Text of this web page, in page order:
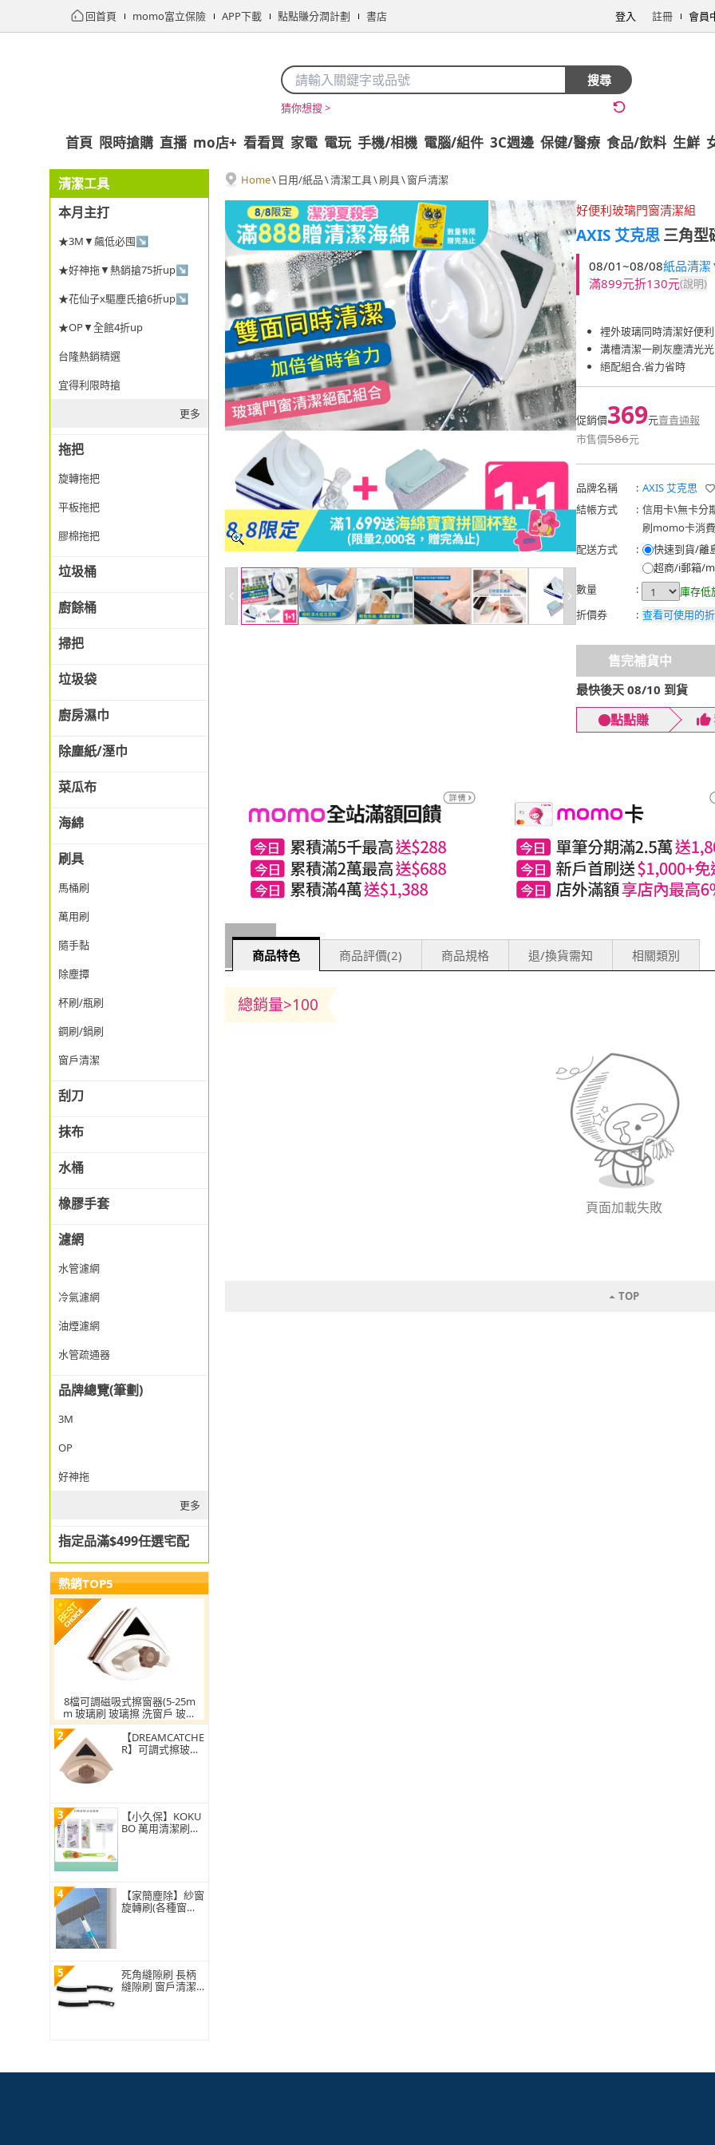
回首頁 momo富立保險 APP下載 點點賺分潤計劃 書店 登入 註冊 會員
搜尋
猜你想搜 >
首頁 限時搶購 直播 mo店+ 看看買 家電 電玩 手機/相機 電腦/組件 3C週邊 保健/醫療 食品/飲料 生鮮
清潔工具
本月主打
★3M▼飆低必囤↘
★好神拖▼熱銷搶75折up↘
★花仙子x驅塵氏搶6折up↘
★OP▼全館4折up
台隆熱銷精選
宜得利限時搶
更多
拖把
旋轉拖把
平板拖把
膠棉拖把
垃圾桶
廚餘桶
掃把
垃圾袋
廚房濕巾
除塵紙/溼巾
菜瓜布
海綿
刷具
馬桶刷
萬用刷
隨手黏
除塵撢
杯刷/瓶刷
鋼刷/鍋刷
窗戶清潔
刮刀
抹布
水桶
橡膠手套
濾網
水管濾網
冷氣濾網
油煙濾網
水管疏通器
品牌總覽(筆劃)
3M
OP
好神拖
更多
指定品滿$499任選宅配
熱銷TOP5
8檔可調磁吸式擦窗器(5-25m
m 玻璃刷 玻璃擦 洗窗戶 玻璃
清潔 窗戶清潔 擦玻璃器 擦窗
神器)
2
【DREAMCATCHE
R】可調式擦玻璃
3
【小久保】KOKU
BO 萬用清潔刷
4
【家簡塵除】紗窗
旋轉刷(各種窗紗
5
死角縫隙刷 長柄
縫隙刷 窗戶清潔
Home\ 日用/紙品\清潔工具\刷具\窗戶清潔
好便利玻璃門窗清潔組
AXIS 艾克思三角型
08/01~08/08紙品清
滿899元折130元(說明)
裡外玻璃同時清潔好便利
溝槽清潔一刷灰塵清光光
絕配組合.省力省時
促銷價369元賣貴通報
市售價586元
品牌名稱 : AXIS 艾克思
結帳方式
: 信用卡\無卡分
刷momo卡消
配送方式
:
快速到貨/離
超商/i郵箱/
數量
:
庫存低
折價券
: 查看可使用的
售完補貨中
最快後天 08/10 到貨
點點賺
商品特色 商品評價(2) 商品規格 退/換貨需知 相關類別
總銷量>100
頁面加載失敗
TOP